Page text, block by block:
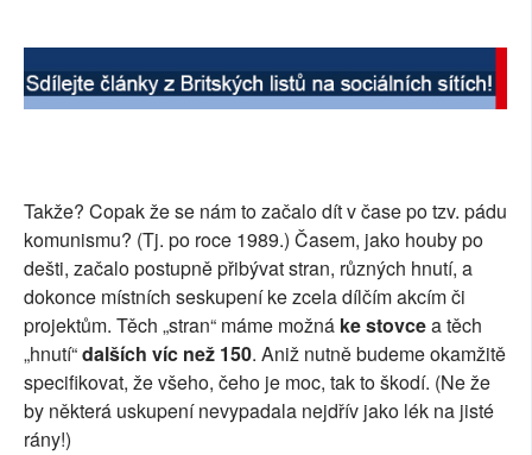
Takže? Copak že se nám to začalo dít v čase po tzv. pádu
komunismu? (Tj. po roce 1989.) Časem, jako houby po
dešti, začalo postupně přibývat stran, různých hnutí, a
dokonce místních seskupení ke zcela dílčím akcím či
projektům. Těch „stran“ máme možná ke stovcea těch
„hnutí“dalších víc než 150. Aniž nutně budeme okamžitě
specifikovat, že všeho, čeho je moc, tak to škodí. (Ne že
by některá uskupení nevypadala nejdřív jako lék na jisté
rány!)